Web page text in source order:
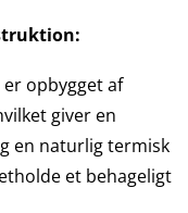
opbygget af
giver en
en naturlig termisk
et behageligt